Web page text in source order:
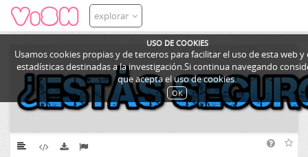
USO DE COOKIES
Usamos cookies propias y de terceros para facilitar el uso de esta web
estadísticas destinadas a la investigación.Si continua navegando
que acepta el uso de cookies.
OK
explorar